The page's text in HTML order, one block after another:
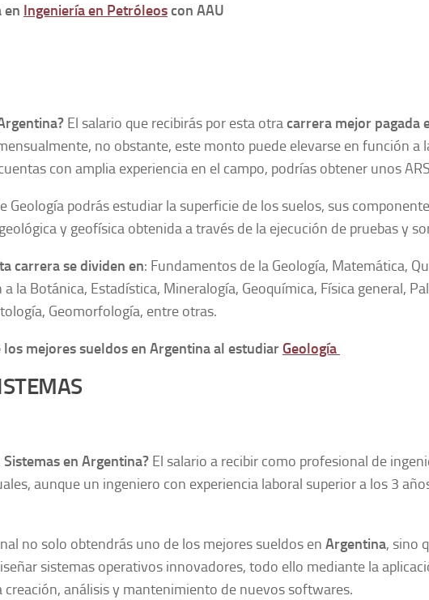
en Ingeniería en Petróleoscon AAU
El salario que recibirás por esta otracarrera mejor pagada
no obstante, este monto puede elevarse en función a
con amplia experiencia en el campo, podrías obtener unos
Geología podrás estudiar la superficie de los suelos, sus
y geofísica obtenida a través de la ejecución de pruebas y
carrera se dividen en: Fundamentos de la Geología, Matemática,
la Botánica, Estadística, Mineralogía, Geoquímica, Física general,
Geomorfología, entre otras.
mejores sueldos en Argentina al estudiar Geología
en Argentina? El salario a recibir como profesional de
aunque un ingeniero con experiencia laboral superior a los 3
no solo obtendrás uno de los mejores sueldos en Argentina, sino
sistemas operativos innovadores, todo ello mediante la
creación, análisis y mantenimiento de nuevos softwares.